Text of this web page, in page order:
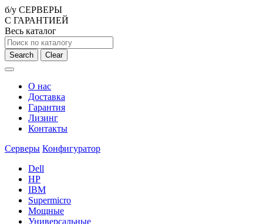
б/у СЕРВЕРЫ
С ГАРАНТИЕЙ
Весь каталог
Search Clear
О нас
Доставка
Гарантия
Лизинг
Контакты
Серверы Конфигуратор
Dell
HP
IBM
Supermicro
Мощные
Универсальные